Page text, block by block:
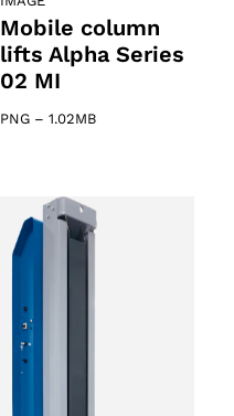
Mobile column
lifts Alpha Series
02 MI
PNG – 1.02MB